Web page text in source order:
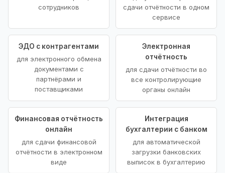
сотрудников
сдачи отчётности в одном
сервисе
ЭДО с контрагентами
для электронного обмена
документами с
партнёрами и
поставщиками
Электронная
отчётность
для сдачи отчётности во
все контролирующие
органы онлайн
Финансовая отчётность
онлайн
для сдачи финансовой
отчётности в электронном
виде
Интеграция
бухгалтерии с банком
для автоматической
загрузки банковских
выписок в бухгалтерию